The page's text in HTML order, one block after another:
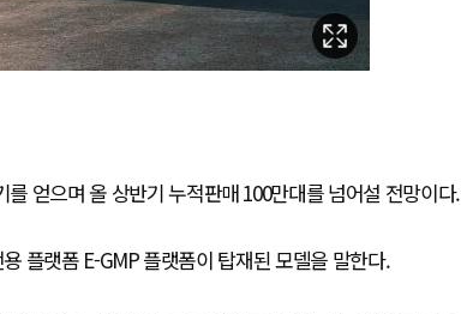
얻으며 올 상반기 누적판매 100만대를 넘어설 전망이다.
플랫폼 E-GMP 플랫폼이 탑재된 모델을 말한다.